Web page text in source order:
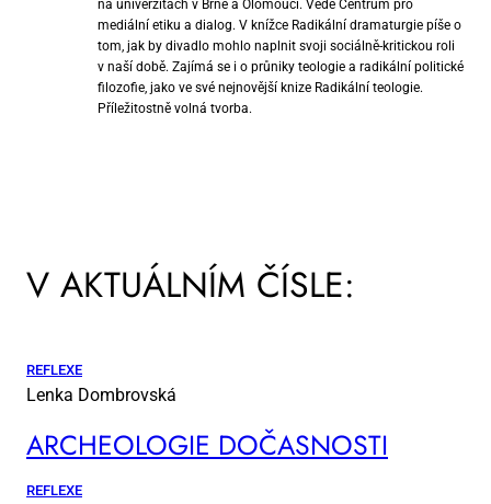
na univerzitách v Brně a Olomouci. Vede Centrum pro
mediální etiku a dialog. V knížce Radikální dramaturgie píše o
tom, jak by divadlo mohlo naplnit svoji sociálně-kritickou roli
v naší době. Zajímá se i o průniky teologie a radikální politické
filozofie, jako ve své nejnovější knize Radikální teologie.
Příležitostně volná tvorba.
V AKTUÁLNÍM ČÍSLE:
REFLEXE
Lenka Dombrovská
AR­CHE­O­LO­GIE DO­ČAS­NOS­TI
REFLEXE